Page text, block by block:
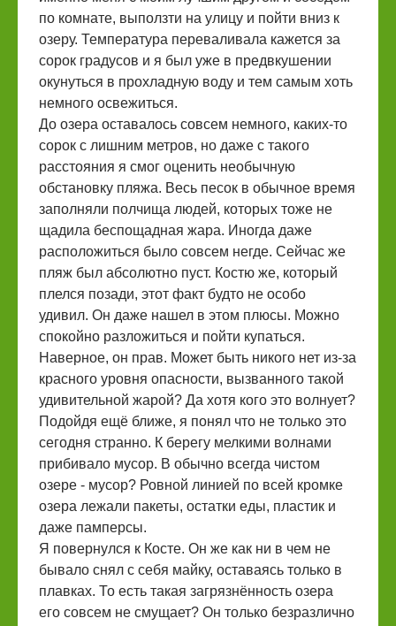
по комнате, выползти на улицу и пойти вниз к
озеру. Температура переваливала кажется за
сорок градусов и я был уже в предвкушении
окунуться в прохладную воду и тем самым хоть
немного освежиться.
До озера оставалось совсем немного, каких-то
сорок с лишним метров, но даже с такого
расстояния я смог оценить необычную
обстановку пляжа. Весь песок в обычное время
заполняли полчища людей, которых тоже не
щадила беспощадная жара. Иногда даже
расположиться было совсем негде. Сейчас же
пляж был абсолютно пуст. Костю же, который
плелся позади, этот факт будто не особо
удивил. Он даже нашел в этом плюсы. Можно
спокойно разложиться и пойти купаться.
Наверное, он прав. Может быть никого нет из-за
красного уровня опасности, вызванного такой
удивительной жарой? Да хотя кого это волнует?
Подойдя ещё ближе, я понял что не только это
сегодня странно. К берегу мелкими волнами
прибивало мусор. В обычно всегда чистом
озере - мусор? Ровной линией по всей кромке
озера лежали пакеты, остатки еды, пластик и
даже памперсы.
Я повернулся к Косте. Он же как ни в чем не
бывало снял с себя майку, оставаясь только в
плавках. То есть такая загрязнённость озера
его совсем не смущает? Он только безразлично